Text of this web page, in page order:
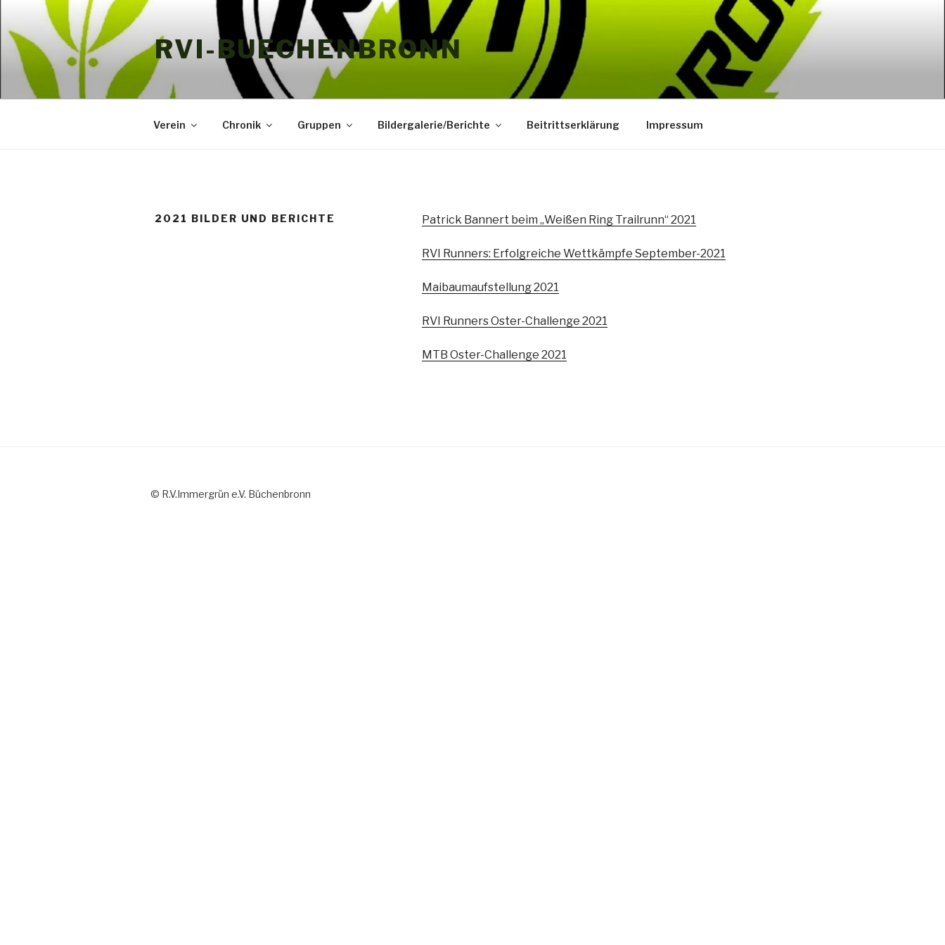
springen
RVI-BUECHENBRONN
Verein Chronik Gruppen Bildergalerie/Berichte Beitrittserklärung Impressum
2021 BILDER UND BERICHTE Patrick Bannert beim „Weißen Ring Trailrunn“ 2021
RVI Runners: Erfolgreiche Wettkämpfe September-2021
Maibaumaufstellung 2021
RVI Runners Oster-Challenge 2021
MTB Oster-Challenge 2021
© R.V.Immergrün e.V. Büchenbronn